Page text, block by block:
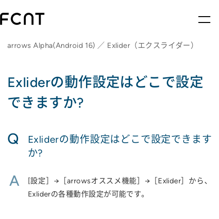
arrows Alpha(Android 16) ／ Exlider（エクスライダー）
Exliderの動作設定はどこで設定
できますか?
Q
Exliderの動作設定はどこで設定できます
か?
A
[設定］→［arrowsオススメ機能］→［Exlider］から、
Exliderの各種動作設定が可能です。